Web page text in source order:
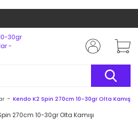
Kendo K2 Spin 270cm 10-30gr Olta Kamışı